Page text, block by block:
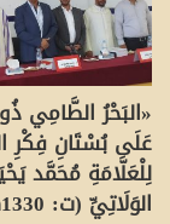
«البَحْرُ الطَّامِي
عَلَى بُسْتَانِ فِكْرِ
لِلْعَلَّامَةِ مُحَمَّد
الوَلَاتِيِّ (ت: 1330هـ) –